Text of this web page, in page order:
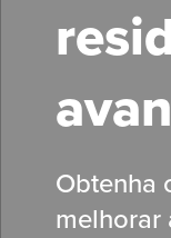
Obtenha
melhorar